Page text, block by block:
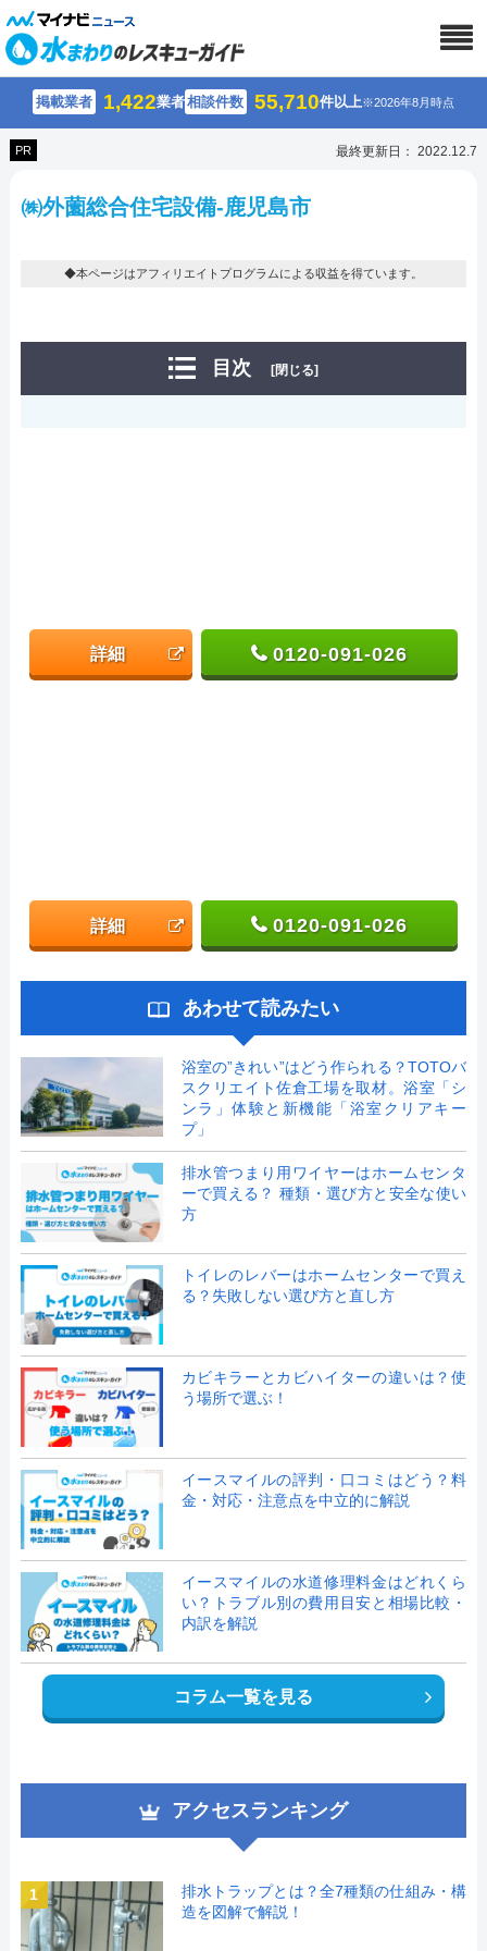
掲載業者 1,422業者相談件数 55,710件以上※2026年8月時点
PR 最終更新日： 2022.12.7
㈱外薗総合住宅設備-鹿児島市
◆本ページはアフィリエイトプログラムによる収益を得ています。
目次 [閉じる]
詳細 0120-091-026
詳細 0120-091-026
あわせて読みたい
浴室の”きれい”はどう作られる？TOTOバ
スクリエイト佐倉工場を取材。浴室「シ
ンラ」体験と新機能「浴室クリアキー
プ」
排水管つまり用ワイヤーはホームセンタ
ーで買える？ 種類・選び方と安全な使い
方
トイレのレバーはホームセンターで買え
る？失敗しない選び方と直し方
カビキラーとカビハイターの違いは？使
う場所で選ぶ！
イースマイルの評判・口コミはどう？料
金・対応・注意点を中立的に解説
イースマイルの水道修理料金はどれくら
い？トラブル別の費用目安と相場比較・
内訳を解説
コラム一覧を見る
アクセスランキング
1
排水トラップとは？全7種類の仕組み・構
造を図解で解説！